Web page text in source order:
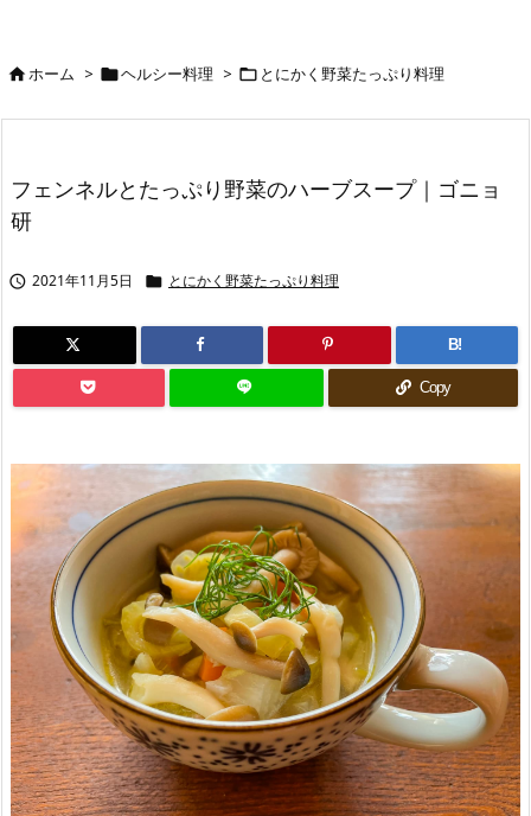
ホーム > ヘルシー料理 >  とにかく野菜たっぷり料理
フェンネルとたっぷり野菜のハーブスープ｜ゴニョ
研
 2021年11月5日  とにかく野菜たっぷり料理
B!
Copy